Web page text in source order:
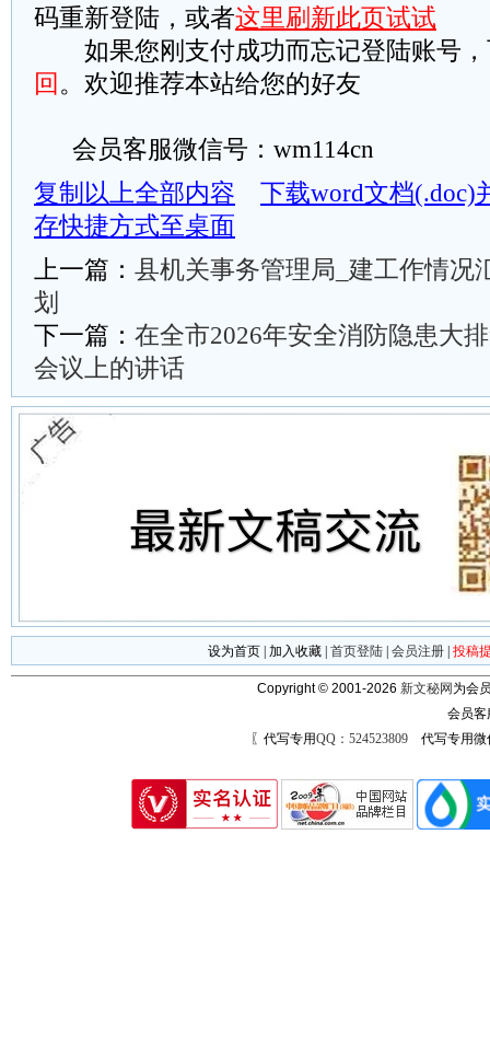
码重新登陆，或者这里刷新此页试试
如果您刚支付成功而忘记登陆账号，
回 。欢迎推荐本站给您的好友
会员客服微信号：wm114cn
复制以上全部内容
下载word文档(.doc)
存快捷方式至桌面
上一篇： 县机关事务管理局_建工作情况
划
下一篇： 在全市2026年安全消防隐患大
会议上的讲话
设为首页 加入收藏 首页登陆 会员注册 投稿
Copyright © 2001-2026 新文秘网 为会
会员
〖代写专用QQ：524523809代写专用微